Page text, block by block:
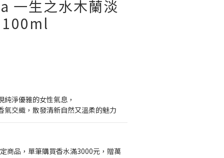
一生之水木蘭淡
淨優雅的女性氣息，
氣交織，散發清新自然又溫柔的魅力
商品，單筆購買香水滿3000元，贈萬